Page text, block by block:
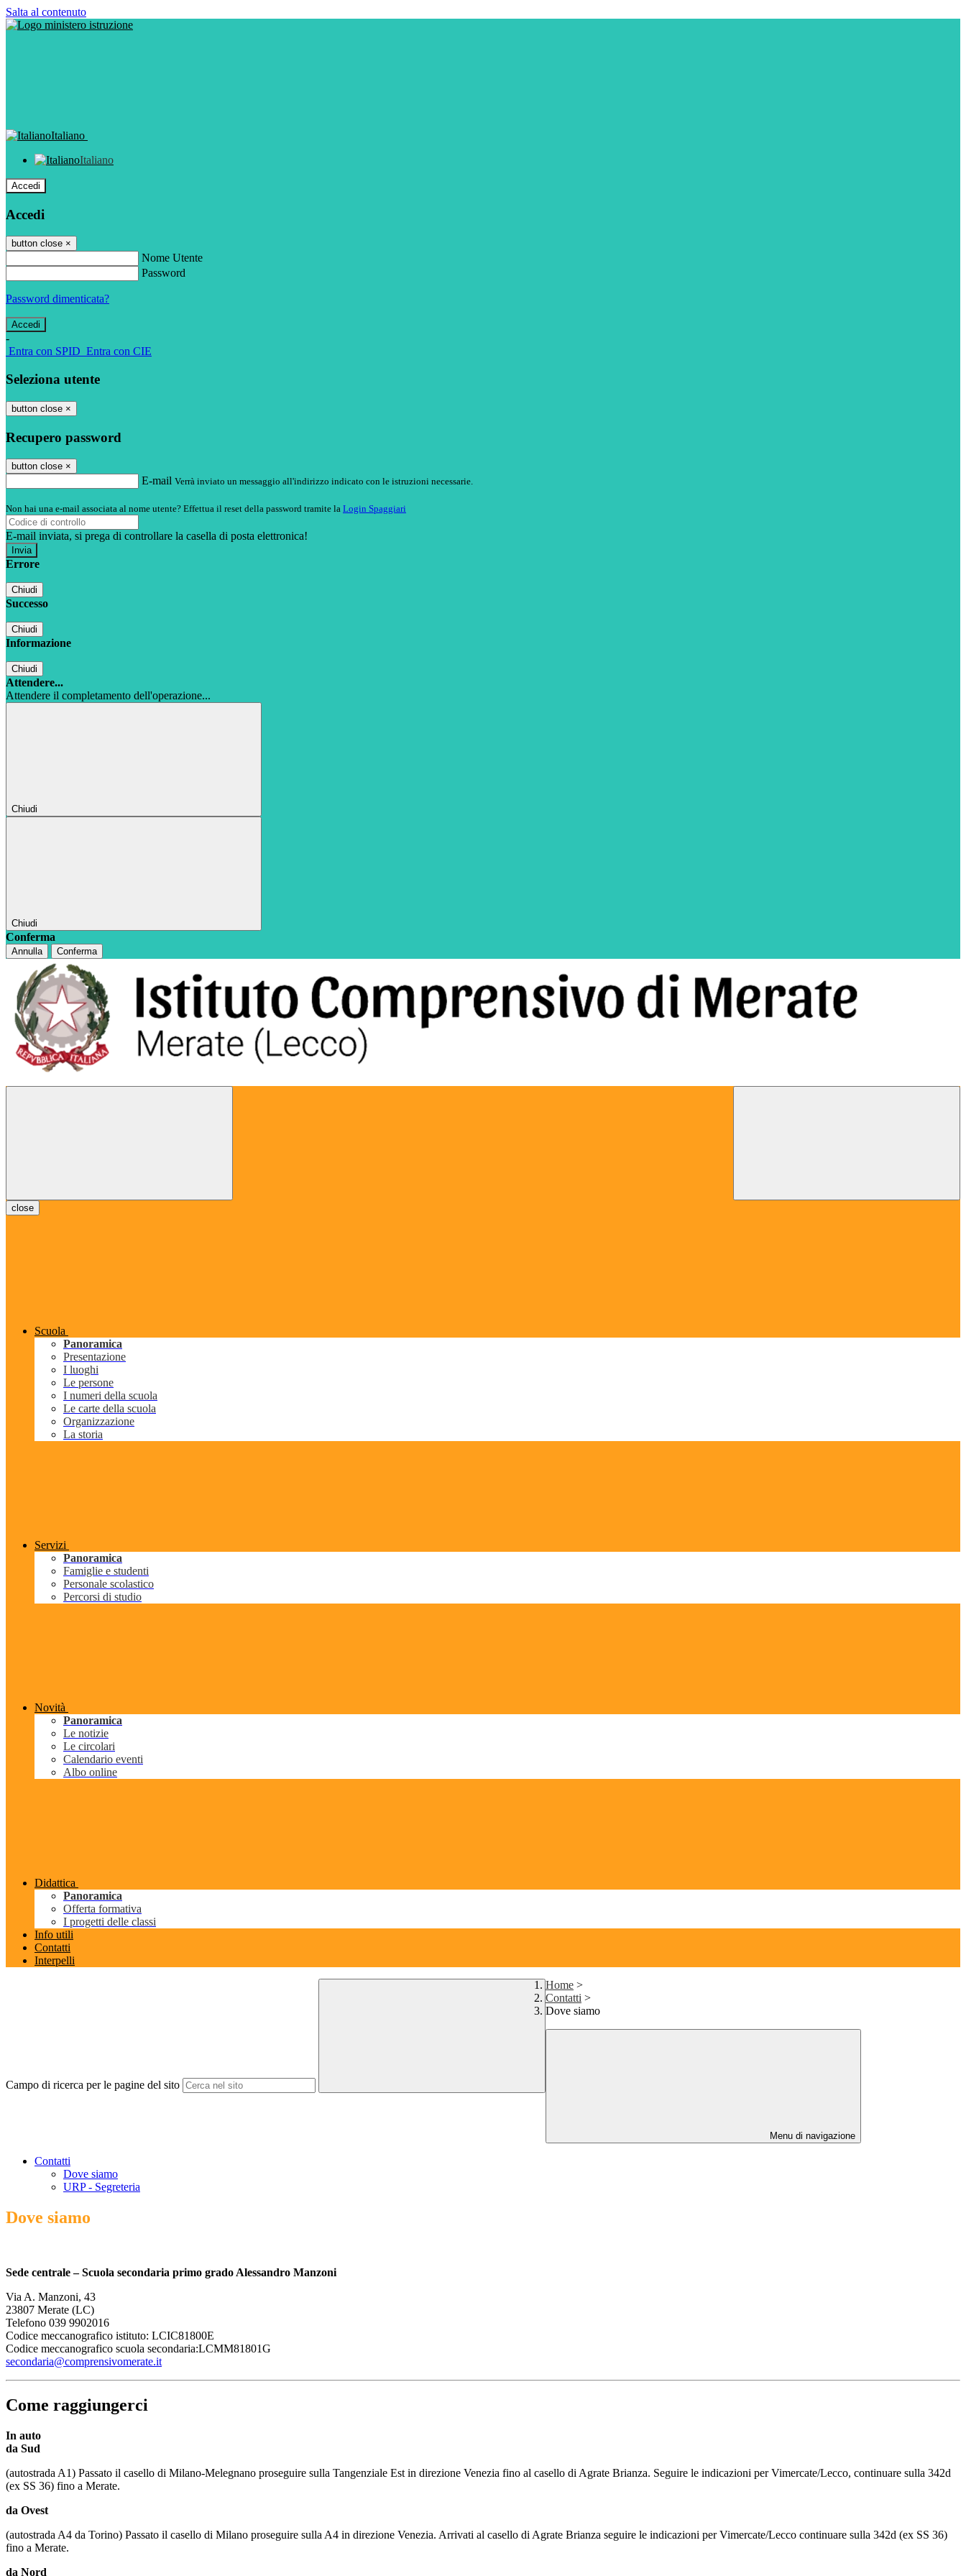
Salta al contenuto
Italiano
Italiano
Accedi
Accedi
button close ×
Nome Utente
Password
Password dimenticata?
-
Entra con SPID Entra con CIE
Seleziona utente
button close ×
Recupero password
button close ×
E-mail Verrà inviato un messaggio all'indirizzo indicato con le istruzioni necessarie.
Non hai una e-mail associata al nome utente? Effettua il reset della password tramite la Login Spaggiari
E-mail inviata, si prega di controllare la casella di posta elettronica!
Errore
Chiudi
Successo
Chiudi
Informazione
Chiudi
Attendere...
Attendere il completamento dell'operazione...
Chiudi
Chiudi
Conferma
Annulla Conferma
close
Scuola
Panoramica
Presentazione
I luoghi
Le persone
I numeri della scuola
Le carte della scuola
Organizzazione
La storia
Servizi
Panoramica
Famiglie e studenti
Personale scolastico
Percorsi di studio
Novità
Panoramica
Le notizie
Le circolari
Calendario eventi
Albo online
Didattica
Panoramica
Offerta formativa
I progetti delle classi
Info utili
Contatti
Interpelli
Campo di ricerca per le pagine del sito
Home >
Contatti >
Dove siamo
Menu di navigazione
Contatti
Dove siamo
URP - Segreteria
Dove siamo
Sede centrale – Scuola secondaria primo grado Alessandro Manzoni
Via A. Manzoni, 43
23807 Merate (LC)
Telefono 039 9902016
Codice meccanografico istituto: LCIC81800E
Codice meccanografico scuola secondaria:LCMM81801G
secondaria@comprensivomerate.it
Come raggiungerci
In auto
da Sud
(autostrada A1) Passato il casello di Milano-Melegnano proseguire sulla Tangenziale Est in direzione Venezia fino al casello di Agrate Brianza. Seguire le indicazioni per Vimercate/Lecco, continuare sulla 342d
(ex SS 36) fino a Merate.
da Ovest
(autostrada A4 da Torino) Passato il casello di Milano proseguire sulla A4 in direzione Venezia. Arrivati al casello di Agrate Brianza seguire le indicazioni per Vimercate/Lecco continuare sulla 342d (ex SS 36)
fino a Merate.
da Nord